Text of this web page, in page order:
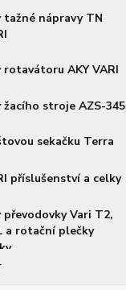
tažné nápravy TN
rotavátoru AKY VARI
žacího stroje AZS-345
sekačku Terra
příslušenství a celky
převodovky Vari T2,
a rotační plečky